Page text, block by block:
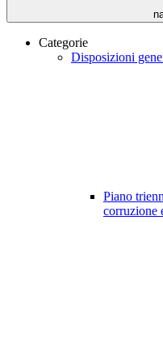
Categorie
Disposizioni
Piano
corruzione